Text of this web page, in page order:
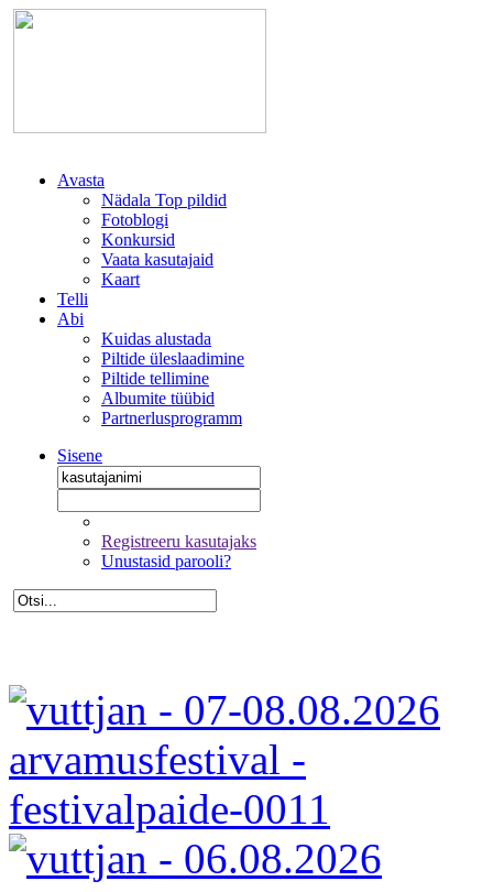
Avasta
Nädala Top pildid
Fotoblogi
Konkursid
Vaata kasutajaid
Kaart
Telli
Abi
Kuidas alustada
Piltide üleslaadimine
Piltide tellimine
Albumite tüübid
Partnerlusprogramm
Sisene
Registreeru kasutajaks
Unustasid parooli?